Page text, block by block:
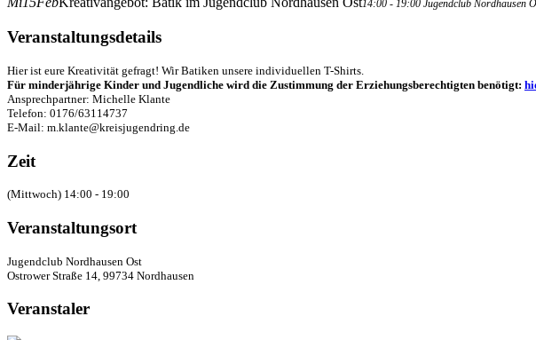
14:00 - 19:00 Jugendclub Nordhausen
Veranstaltungsdetails
Hier ist eure Kreativität gefragt! Wir Batiken unsere individuellen T-Shirts.
Für minderjährige Kinder und Jugendliche wird die Zustimmung der Erziehungsberechtigten benötigt:
Ansprechpartner: Michelle Klante
Telefon: 0176/63114737
E-Mail: m.klante@kreisjugendring.de
Zeit
(Mittwoch) 14:00 - 19:00
Veranstaltungsort
Jugendclub Nordhausen Ost
Ostrower Straße 14, 99734 Nordhausen
Veranstaler